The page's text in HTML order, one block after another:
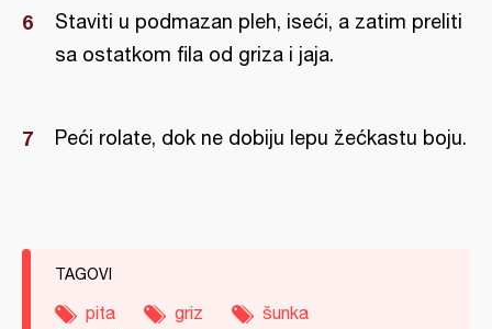
Staviti u podmazan pleh, iseći, a zatim preliti
sa ostatkom fila od griza i jaja.
Peći rolate, dok ne dobiju lepu žećkastu boju.
TAGOVI
pita griz
šunka